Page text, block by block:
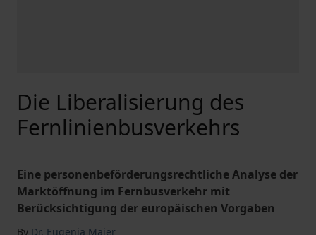
Die Liberalisierung des
Fernlinienbusverkehrs
Eine personenbeförderungsrechtliche Analyse der
Marktöffnung im Fernbusverkehr mit
Berücksichtigung der europäischen Vorgaben
By Dr. Eugenia Maier